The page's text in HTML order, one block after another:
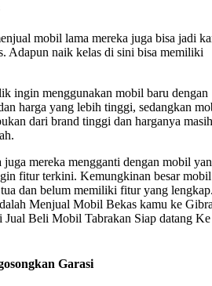
mobil lama mereka juga bisa jadi
Adapun naik kelas di sini bisa memiliki
ingin menggunakan mobil baru dengan
harga yang lebih tinggi, sedangkan
dari brand tinggi dan harganya masih
juga mereka mengganti dengan mobil
fitur terkini. Kemungkinan besar mobil
dan belum memiliki fitur yang
Menjual Mobil Bekas kamu ke
Jual Beli Mobil Tabrakan Siap datang Ke
Garasi